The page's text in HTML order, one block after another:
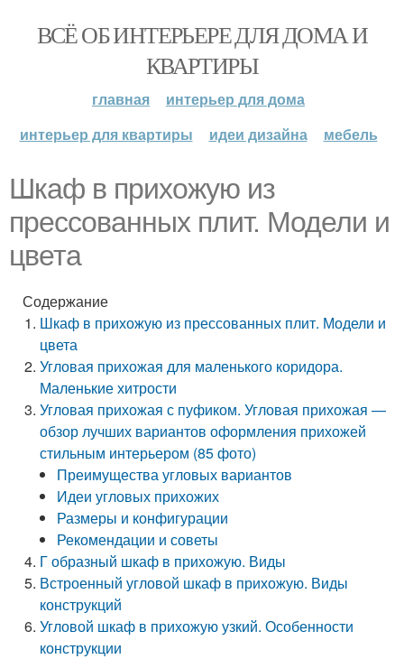
ВСЁ ОБ ИНТЕРЬЕРЕ ДЛЯ ДОМА И
КВАРТИРЫ
главная
интерьер для дома
интерьер для квартиры
идеи дизайна мебель
Шкаф в прихожую из
прессованных плит. Модели и
цвета
Содержание
Шкаф в прихожую из прессованных плит. Модели и
цвета
Угловая прихожая для маленького коридора.
Маленькие хитрости
Угловая прихожая с пуфиком. Угловая прихожая —
обзор лучших вариантов оформления прихожей
стильным интерьером (85 фото)
Преимущества угловых вариантов
Идеи угловых прихожих
Размеры и конфигурации
Рекомендации и советы
Г образный шкаф в прихожую. Виды
Встроенный угловой шкаф в прихожую. Виды
конструкций
Угловой шкаф в прихожую узкий. Особенности
конструкции